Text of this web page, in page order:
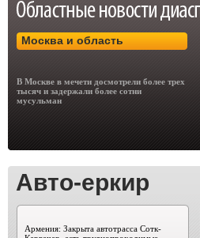
Москва и область
В Москве в мечети досмотрели более трех
тысяч и задержали более сотни
мусульман
Авто-еркир
Армения: Закрыта автотрасса Сотк-